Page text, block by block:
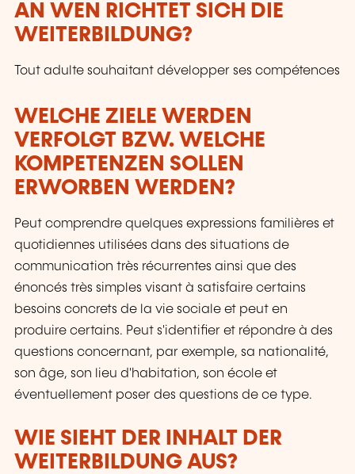
AN WEN RICHTET SICH DIE
WEITERBILDUNG?
Tout adulte souhaitant développer ses compétences
WELCHE ZIELE WERDEN
VERFOLGT BZW. WELCHE
KOMPETENZEN SOLLEN
ERWORBEN WERDEN?
Peut comprendre quelques expressions familières et
quotidiennes utilisées dans des situations de
communication très récurrentes ainsi que des
énoncés très simples visant à satisfaire certains
besoins concrets de la vie sociale et peut en
produire certains. Peut s'identifier et répondre à des
questions concernant, par exemple, sa nationalité,
son âge, son lieu d'habitation, son école et
éventuellement poser des questions de ce type.
WIE SIEHT DER INHALT DER
WEITERBILDUNG AUS?